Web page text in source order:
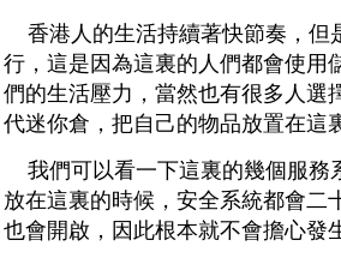
香港人的生活持續著快節奏，但
行，這是因為這裏的人們都會使用
們的生活壓力，當然也有很多人選
代迷你倉，把自己的物品放置在這
我們可以看一下這裏的幾個服務
放在這裏的時候，安全系統都會二
也會開啟，因此根本就不會擔心發